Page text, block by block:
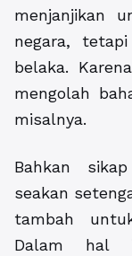
menjanjikan
negara,
belaka.
mengolah
misalnya.
Bahkan
seakan
tambah
Dalam hal